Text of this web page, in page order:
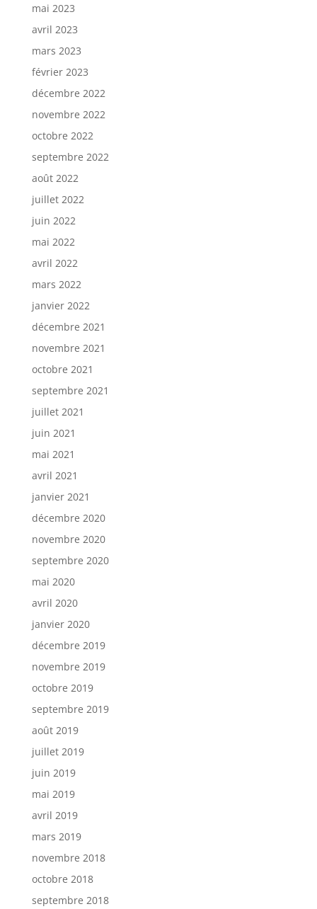
mai 2023
avril 2023
mars 2023
février 2023
décembre 2022
novembre 2022
octobre 2022
septembre 2022
août 2022
juillet 2022
juin 2022
mai 2022
avril 2022
mars 2022
janvier 2022
décembre 2021
novembre 2021
octobre 2021
septembre 2021
juillet 2021
juin 2021
mai 2021
avril 2021
janvier 2021
décembre 2020
novembre 2020
septembre 2020
mai 2020
avril 2020
janvier 2020
décembre 2019
novembre 2019
octobre 2019
septembre 2019
août 2019
juillet 2019
juin 2019
mai 2019
avril 2019
mars 2019
novembre 2018
octobre 2018
septembre 2018